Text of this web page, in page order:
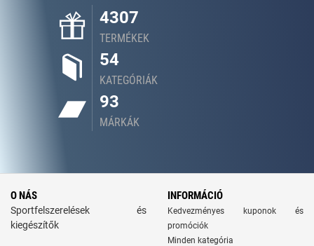
4307
TERMÉKEK
54
KATEGÓRIÁK
93
MÁRKÁK
O NÁS
Sportfelszerelések és
kiegészítők
INFORMÁCIÓ
Kedvezményes kuponok és
promóciók
Minden kategória